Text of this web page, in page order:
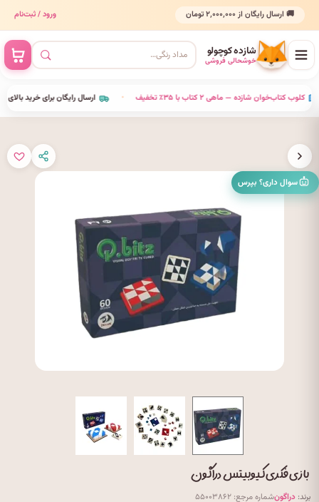
🚚 ارسال رایگان از ۲٬۰۰۰٬۰۰۰ تومان ورود / ثبت‌نام
شازده کوچولو
خوشحالی فروشی
ارسال رایگان برای خرید بالای • کلوب کتاب‌خوان شازده — ماهی ۲ کتاب با ۳۵٪ تخفیف •
سوال داری؟ بپرس
بازی فکری کیوبیتس دراگون
برند: دراگونشماره مرجع: ۵۵۰۰۳۸۶۲